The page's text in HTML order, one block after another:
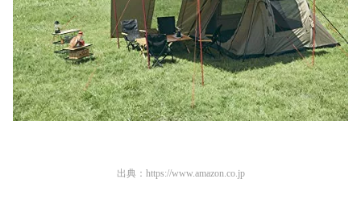
出典： https://www.amazon.co.jp